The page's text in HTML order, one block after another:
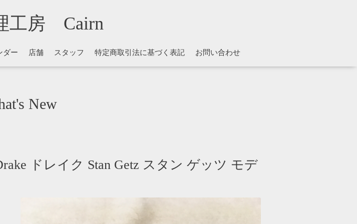
工房 Cairn
ダー 店舗 スタッフ 特定商取引法に基づく表記 お問い合わせ
New
ドレイク Stan Getz スタン ゲッツ モデ